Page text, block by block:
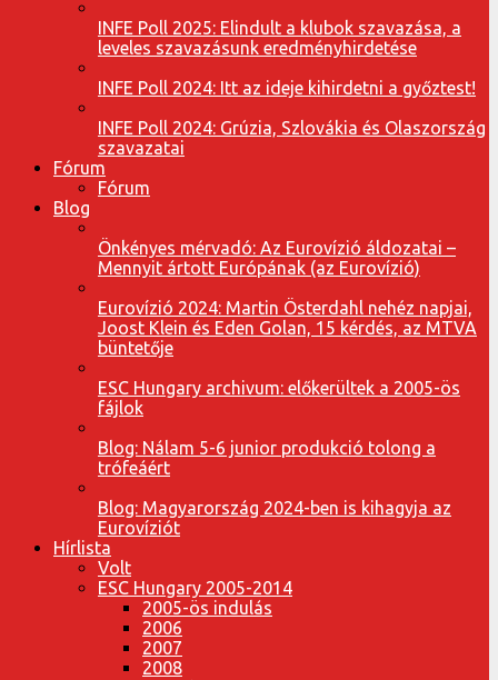
INFE Poll 2025: Elindult a klubok szavazása, a
leveles szavazásunk eredményhirdetése
INFE Poll 2024: Itt az ideje kihirdetni a győztest!
INFE Poll 2024: Grúzia, Szlovákia és Olaszország
szavazatai
Fórum
Fórum
Blog
Önkényes mérvadó: Az Eurovízió áldozatai –
Mennyit ártott Európának (az Eurovízió)
Eurovízió 2024: Martin Österdahl nehéz napjai,
Joost Klein és Eden Golan, 15 kérdés, az MTVA
büntetője
ESC Hungary archivum: előkerültek a 2005-ös
fájlok
Blog: Nálam 5-6 junior produkció tolong a
trófeáért
Blog: Magyarország 2024-ben is kihagyja az
Eurovíziót
Hírlista
Volt
ESC Hungary 2005-2014
2005-ös indulás
2006
2007
2008